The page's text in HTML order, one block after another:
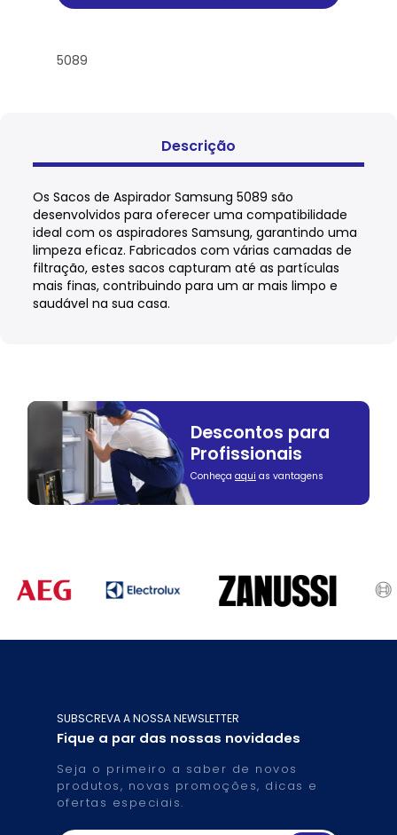
5089
Descrição
Os Sacos de Aspirador Samsung 5089 são
desenvolvidos para oferecer uma compatibilidade
ideal com os aspiradores Samsung, garantindo uma
limpeza eficaz. Fabricados com várias camadas de
filtração, estes sacos capturam até as partículas
mais finas, contribuindo para um ar mais limpo e
saudável na sua casa.
Descontos para
Profissionais
Conheça aqui as vantagens
SUBSCREVA A NOSSA NEWSLETTER
Fique a par das nossas novidades
Seja o primeiro a saber de novos
produtos, novas promoções, dicas e
ofertas especiais.